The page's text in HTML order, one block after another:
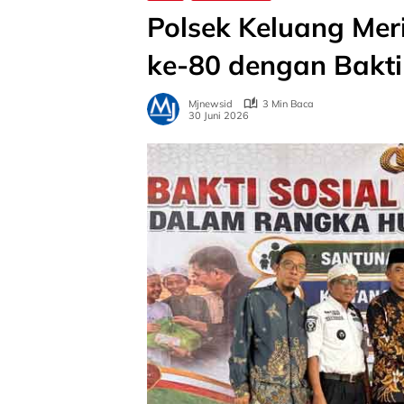
Polsek Keluang
ke-80 dengan
Mjnewsid
3 Min Baca
30 Juni 2026